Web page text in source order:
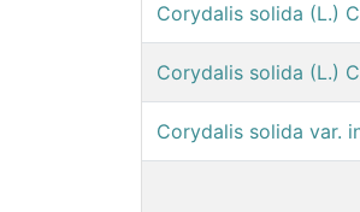
Corydalis solida (L.)
Corydalis solida (L.)
Corydalis solida var.